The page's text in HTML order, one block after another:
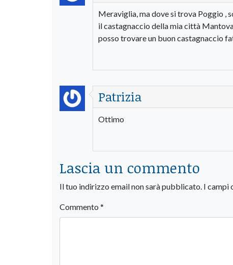
Meraviglia, ma dove si trova Poggio ,
il castagnaccio della mia città
posso trovare un buon castagnaccio
Patrizia
Ottimo
Lascia un commento
Il tuo indirizzo email non sarà pubblicato. I campi
Commento *